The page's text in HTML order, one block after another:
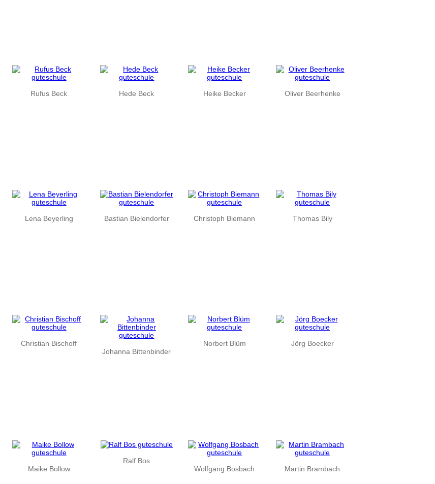
Rufus Beck Hede Beck Heike Becker Oliver Beerhenke
Lena Beyerling Bastian Bielendorfer Christoph Biemann Thomas Bily
Christian Bischoff
Johanna Bittenbinder
Norbert Blüm Jörg Boecker
Maike Bollow
Ralf Bos
Wolfgang Bosbach
Martin Brambach